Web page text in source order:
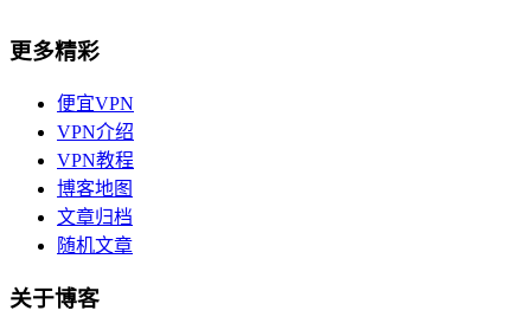
更多精彩
便宜VPN
VPN介绍
VPN教程
博客地图
文章归档
随机文章
关于博客